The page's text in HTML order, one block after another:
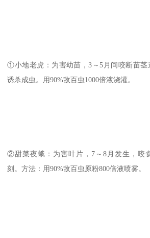
①小地老虎：为害幼苗，3～5月间咬断苗茎
诱杀成虫。用90%敌百虫1000倍液浇灌。
②甜菜夜蛾：为害叶片，7～8月发生，咬
刻。方法：用90%敌百虫原粉800倍液喷雾。